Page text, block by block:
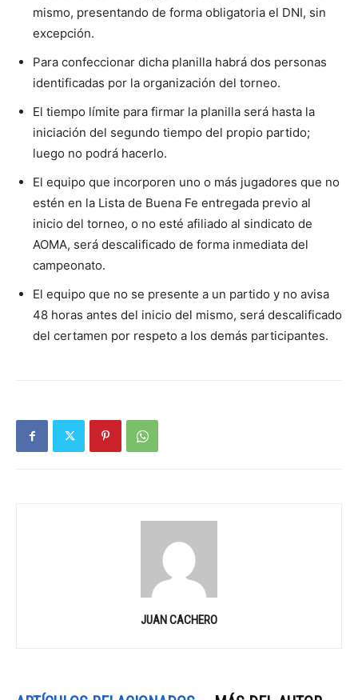
mismo, presentando de forma obligatoria el DNI, sin
excepción.
Para confeccionar dicha planilla habrá dos personas
identificadas por la organización del torneo.
El tiempo límite para firmar la planilla será hasta la
iniciación del segundo tiempo del propio partido;
luego no podrá hacerlo.
El equipo que incorporen uno o más jugadores que no
estén en la Lista de Buena Fe entregada previo al
inicio del torneo, o no esté afiliado al sindicato de
AOMA, será descalificado de forma inmediata del
campeonato.
El equipo que no se presente a un partido y no avisa
48 horas antes del inicio del mismo, será descalificado
del certamen por respeto a los demás participantes.
JUAN CACHERO